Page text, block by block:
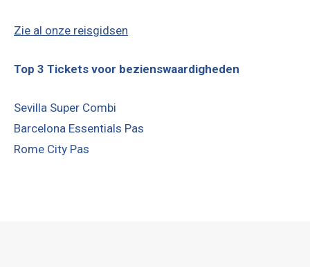
Zie al onze reisgidsen
Top 3 Tickets voor bezienswaardigheden
Sevilla Super Combi
Barcelona Essentials Pas
Rome City Pas